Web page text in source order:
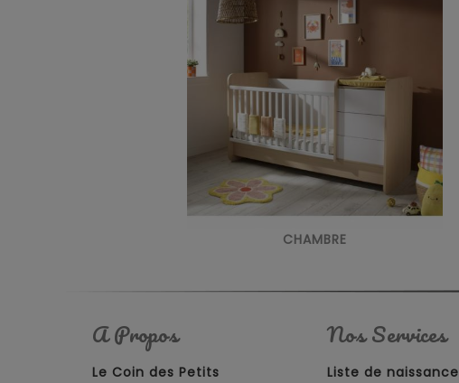
CHAMBRE
A Propos
Le Coin des Petits
Nos Services
Liste de naissance